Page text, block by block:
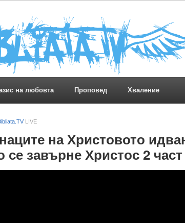
на любовта Проповед Хваление
LIVE
на Христовото
се завърне Христос 2 част